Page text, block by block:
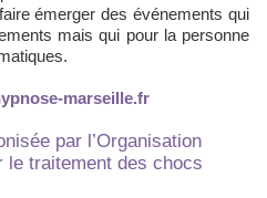
émerger des événements qui
mais qui pour la personne
marseille.fr
par l’Organisation
le traitement des chocs